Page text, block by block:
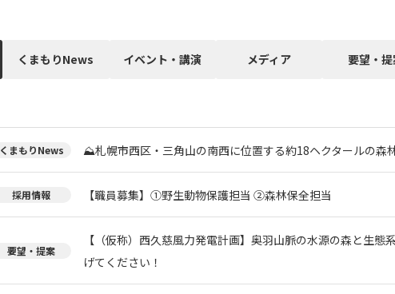
くまもりNews イベント・講演 メディア 要望・
くまもりNews ⛰️札幌市西区・三角山の南西に位置する約18ヘクタールの森
採用情報 【職員募集】①野生動物保護担当 ②森林保全担当
要望・提案
【（仮称）西久慈風力発電計画】奥羽山脈の水源の森と生態
げてください！